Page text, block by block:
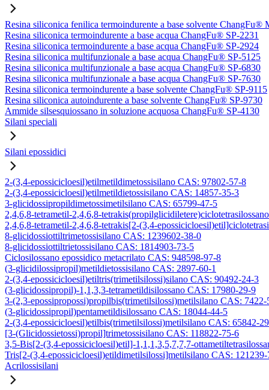
Resina siliconica fenilica termoindurente a base solvente ChangFu®
Resina siliconica termoindurente a base acqua ChangFu® SP-2231
Resina siliconica termoindurente a base acqua ChangFu® SP-2924
Resina siliconica multifunzionale a base acqua ChangFu® SP-5125
Resina siliconica multifunzionale a base acqua ChangFu® SP-6830
Resina siliconica multifunzionale a base acqua ChangFu® SP-7630
Resina siliconica termoindurente a base solvente ChangFu® SP-9115
Resina siliconica autoindurente a base solvente ChangFu® SP-9730
Ammide silsesquiossano in soluzione acquosa ChangFu® SP-4130
Silani speciali
Silani epossidici
2-(3,4-epossicicloesil)etilmetildimetossisilano CAS: 97802-57-8
2-(3,4-epossicicloesil)etilmetildietossisilano CAS: 14857-35-3
3-glicidossipropildimetossimetilsilano CAS: 65799-47-5
2,4,6,8-tetrametil-2,4,6,8-
2,4,6,8-tetrametil-2,4,6,8-tetrakis[2-(3,4-
8-glicidossiottiltrimetossisilano CAS: 1239602-38-0
8-glicidossiottiltrietossisilano CAS: 1814903-73-5
Ciclosilossano epossidico metacrilato CAS: 948598-97-8
(3-glicidilossipropil)metildietossisilano CAS: 2897-60-1
2-(3,4-epossicicloesil)etiltris(trimetilsilossi)silano CAS: 90492-24-3
(3-glicidossipropil)-1,1,3,3-tetrametildisilossano CAS: 17980-29-9
3-(2,3-epossipropossi)propilbis(trimetilsilossi)metilsilano CAS: 7422-
(3-glicidossipropil)pentametildisilossano CAS: 18044-44-5
2-(3,4-epossicicloesil)etilbis(trimetilsilossi)metilsilano CAS: 65842-
[3-(Glicidossietossi)propil]trimetossisilano CAS: 118822-75-6
3,5-Bis[2-(3,4-epossicicloesil)etil]-1,1,1,3,5,7,7,7-
Tris[2-(3,4-epossicicloesil)etildimetilsilossi]metilsilano CAS: 121239-
Acrilossisilani